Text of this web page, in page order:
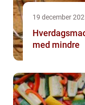
19 december
med mindre